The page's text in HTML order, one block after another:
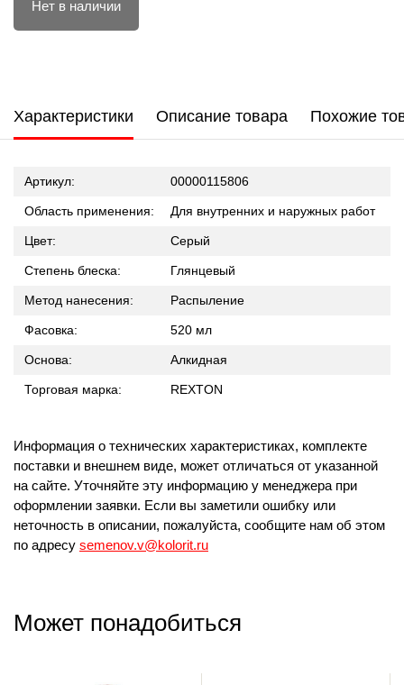
Нет в наличии
Характеристики Описание товара Похожие
Артикул: 00000115806
Область применения: Для внутренних и наружных работ
Цвет: Серый
Степень блеска: Глянцевый
Метод нанесения: Распыление
Фасовка: 520 мл
Основа: Алкидная
Торговая марка: REXTON
Информация о технических характеристиках, комплекте
поставки и внешнем виде, может отличаться от указанной
на сайте. Уточняйте эту информацию у менеджера при
оформлении заявки. Если вы заметили ошибку или
неточность в описании, пожалуйста, сообщите нам об этом
по адресу semenov.v@kolorit.ru
Может понадобиться